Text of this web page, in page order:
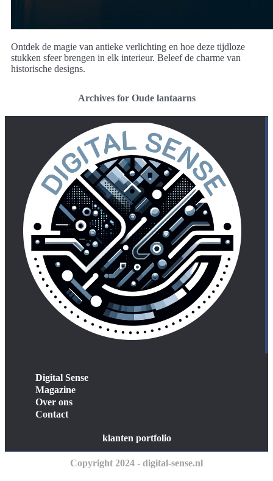
Ontdek de magie van antieke verlichting en hoe deze tijdloze
stukken sfeer brengen in elk interieur. Beleef de charme van
historische designs.
Archives for Oude lantaarns
Digital Sense
Magazine
Over ons
Contact
klanten portfolio
Copyright 2024 - digital-sense.nl